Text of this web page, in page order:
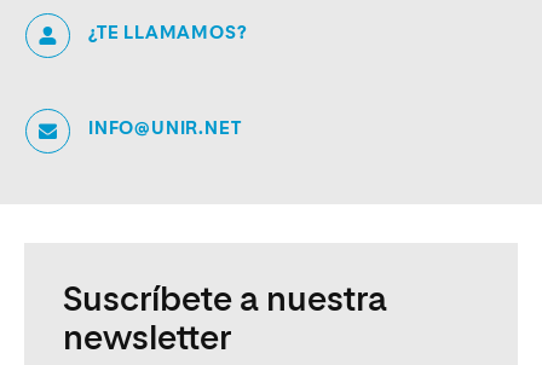
¿TE LLAMAMOS?
INFO@UNIR.NET
Suscríbete a nuestra
newsletter